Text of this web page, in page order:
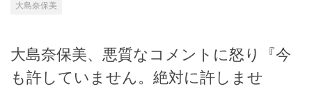
大島奈保美
大島奈保美、悪質なコメントに怒り『今
も許していません。絶対に許しませ